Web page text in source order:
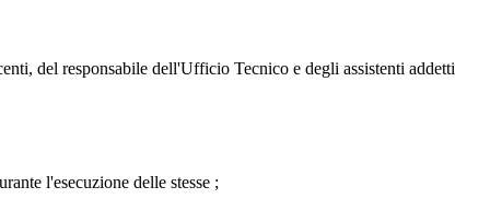
del responsabile dell'Ufficio Tecnico e degli assistenti addetti
l'esecuzione delle stesse ;